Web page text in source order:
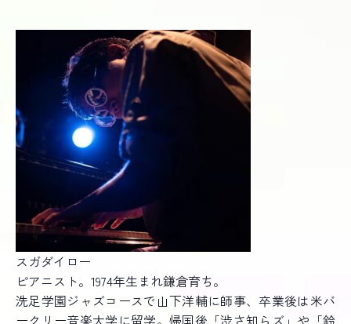
スガダイロー
ピアニスト。1974年生まれ鎌倉育ち。
洗足学園ジャズコースで山下洋輔に師事、卒業後は米バ
ークリー音楽大学に留学。帰国後「渋さ知らズ」や「鈴